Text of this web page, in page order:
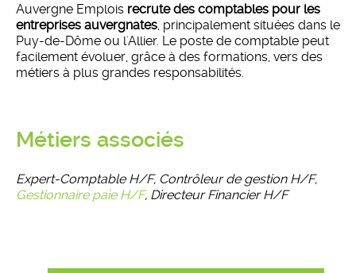
Auvergne Emplois recrute des comptables pour les
entreprises auvergnates , principalement situées dans le
Puy-de-Dôme ou l'Allier. Le poste de comptable peut
facilement évoluer, grâce à des formations, vers des
métiers à plus grandes responsabilités.
Métiers associés
Expert-Comptable H/F, Contrôleur de gestion H/F,
Gestionnaire paie H/F, Directeur Financier H/F